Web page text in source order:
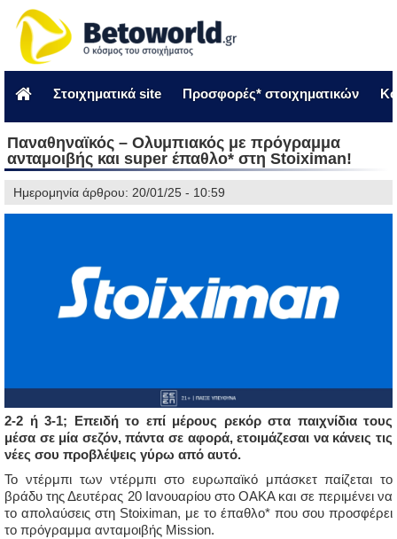
Στοιχηματικά site Προσφορές* στοιχηματικών
Παναθηναϊκός – Ολυμπιακός με πρόγραμμα
ανταμοιβής και super έπαθλο* στη Stoiximan!
Ημερομηνία άρθρου: 20/01/25 - 10:59
2-2 ή 3-1; Επειδή το επί μέρους ρεκόρ στα παιχνίδια τους
μέσα σε μία σεζόν, πάντα σε αφορά, ετοιμάζεσαι να κάνεις τις
νέες σου προβλέψεις γύρω από αυτό.
Το ντέρμπι των ντέρμπι στο ευρωπαϊκό μπάσκετ παίζεται το
βράδυ της Δευτέρας 20 Ιανουαρίου στο ΟΑΚΑ και σε περιμένει να
το απολαύσεις στη Stoiximan, με το έπαθλο* που σου προσφέρει
το πρόγραμμα ανταμοιβής Mission.